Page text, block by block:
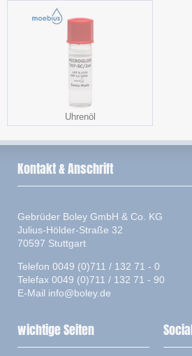
Uhrenöl
Kontakt & Anschrift
Gebrüder Boley GmbH & Co. KG
Julius-Hölder-Straße 32
70597 Stuttgart
Telefon 0049 (0)711 / 132 71 - 0
Telefax 0049 (0)711 / 132 71 - 90
E-Mail info@boley.de
wichtige Seiten